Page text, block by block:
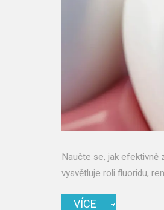
Naučte se, jak efektivně
vysvětluje roli fluoridu,
VÍCE